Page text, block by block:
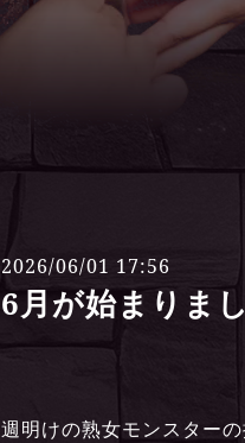
2026/06/01 17:56
6月が始まりま
週明けの熟女モンスター